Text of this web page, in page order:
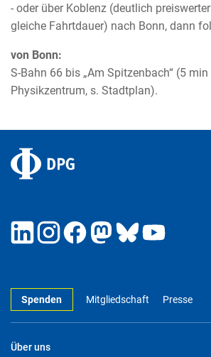
- oder über Koblenz (deutlich
gleiche Fahrtdauer) nach Bonn, dann
von Bonn:
S-Bahn 66 bis „Am Spitzenbach“ (5
Physikzentrum, s. Stadtplan).
Spenden Mitgliedschaft Presse
Über uns